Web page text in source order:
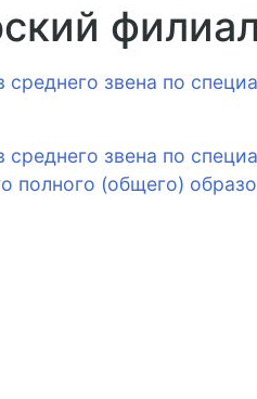
филиал
звена по
звена по
полного (общего)